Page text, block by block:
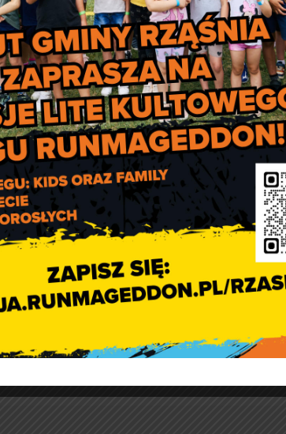
Publiczna w Rząśni – Filia w Białej:
Publiczna w Rząśni – Filia w Stróży:
Filia w Kodraniu:www.facebook.com/profile.php?